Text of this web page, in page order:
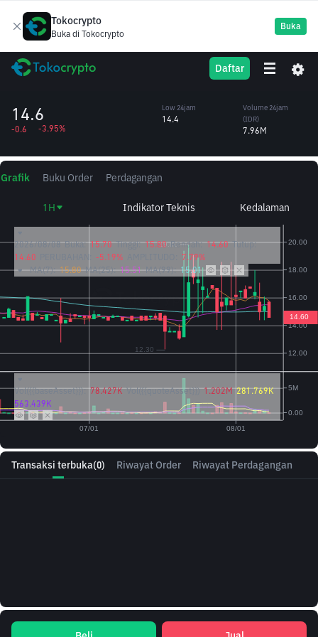
Tokocrypto
Buka di Tokocrypto
Buka
Daftar
NBT NanoByte Token
14.6
-0.6 -3.95%
Low 24jam
14.4
Volume 24jam
(NBT)
Volume 24jam
(IDR)
7.96M
Transaksi terbuka(0) Riwayat Order Riwayat Perdagangan
Grafik Buku Order Perdagangan
1H Indikator Teknis Kedalaman
2026/08/08 Buka: 15.70 Tinggi: 15.80 Rendah: 14.60 Tutup:
14.60
-5.19%
7.79%
MA(7): 15.80 MA(25): 15.51 MA(99): 15.01
Vol({{baseAsset}}): 78.427K Vol({{quoteAsset}}) 1.202M 281.769K
563.439K